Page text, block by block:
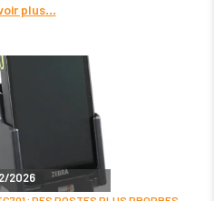
plus
2026